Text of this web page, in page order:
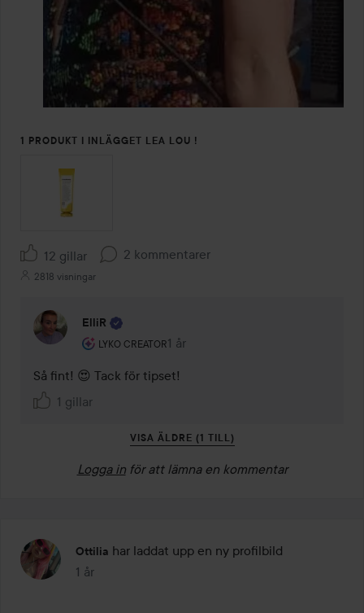
1 PRODUKT I INLÄGGET LEA LOU !
12 gillar 2 kommentarer
2818 visningar
ElliR
LYKO CREATOR
Användarens roll: Lyko Creator.
1 år
Kommentaren lades 1 år
Så fint! 😍 Tack för tipset!
1 gillar
VISA ÄLDRE (1 TILL)
Logga in för att lämna en kommentar
Ottilia har laddat upp en ny profilbild
1 år
Inlägget skapades 1 år